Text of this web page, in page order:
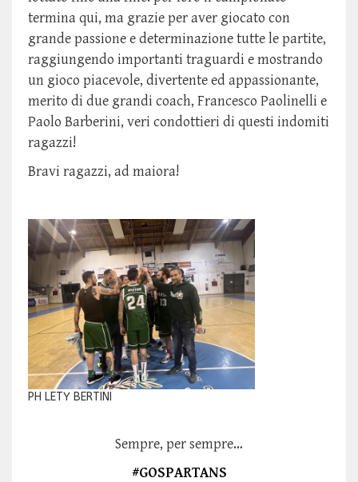
termina qui, ma grazie per aver giocato con
grande passione e determinazione tutte le partite,
raggiungendo importanti traguardi e mostrando
un gioco piacevole, divertente ed appassionante,
merito di due grandi coach, Francesco Paolinelli e
Paolo Barberini, veri condottieri di questi indomiti
ragazzi!
Bravi ragazzi, ad maiora!
PH LETY BERTINI
Sempre, per sempre…
#GOSPARTANS